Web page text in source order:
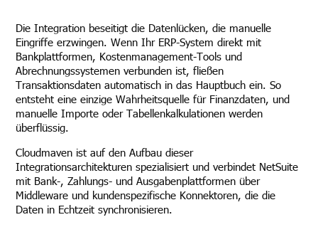
Die Integration beseitigt die Datenlücken, die manuelle
Eingriffe erzwingen. Wenn Ihr ERP-System direkt mit
Bankplattformen, Kostenmanagement-Tools und
Abrechnungssystemen verbunden ist, fließen
Transaktionsdaten automatisch in das Hauptbuch ein. So
entsteht eine einzige Wahrheitsquelle für Finanzdaten, und
manuelle Importe oder Tabellenkalkulationen werden
überflüssig.
Cloudmaven ist auf den Aufbau dieser
Integrationsarchitekturen spezialisiert und verbindet NetSuite
mit Bank-, Zahlungs- und Ausgabenplattformen über
Middleware und kundenspezifische Konnektoren, die die
Daten in Echtzeit synchronisieren.